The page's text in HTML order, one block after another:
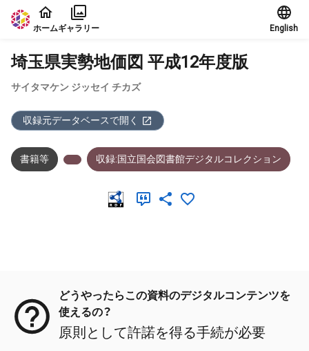
本文に飛ぶ
ホームギャラリー English
埼玉県実勢地価図 平成12年度版
サイタマケン ジッセイ チカズ
収録元データベースで開く
書籍等 収録:国立国会図書館デジタルコレクション
どうやったらこの資料のデジタルコンテンツを
使えるの？
原則として許諾を得る手続が必要